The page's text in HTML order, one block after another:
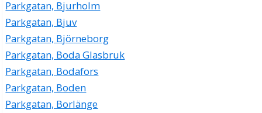
Parkgatan, Bjurholm
Parkgatan, Bjuv
Parkgatan, Björneborg
Parkgatan, Boda Glasbruk
Parkgatan, Bodafors
Parkgatan, Boden
Parkgatan, Borlänge